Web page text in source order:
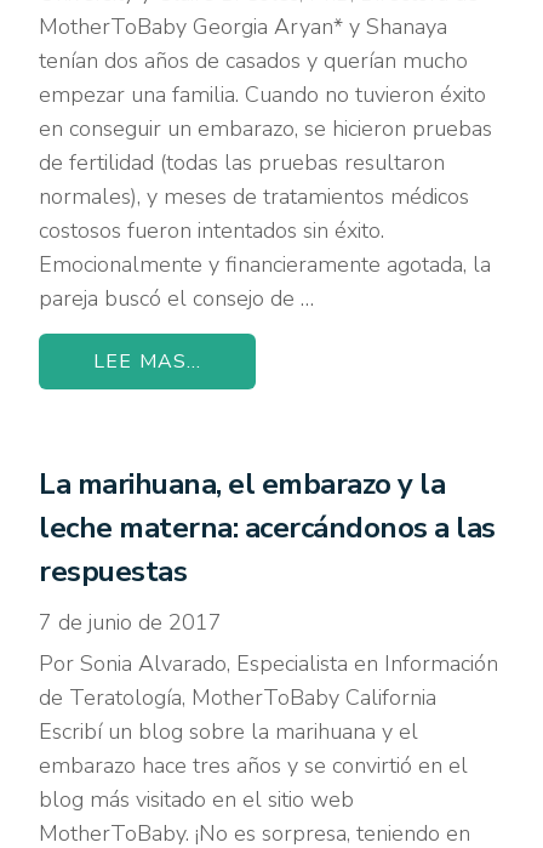
MotherToBaby Georgia Aryan* y Shanaya
tenían dos años de casados y querían mucho
empezar una familia. Cuando no tuvieron éxito
en conseguir un embarazo, se hicieron pruebas
de fertilidad (todas las pruebas resultaron
normales), y meses de tratamientos médicos
costosos fueron intentados sin éxito.
Emocionalmente y financieramente agotada, la
pareja buscó el consejo de …
LEE MAS...
La marihuana, el embarazo y la
leche materna: acercándonos a las
respuestas
7 de junio de 2017
Por Sonia Alvarado, Especialista en Información
de Teratología, MotherToBaby California
Escribí un blog sobre la marihuana y el
embarazo hace tres años y se convirtió en el
blog más visitado en el sitio web
MotherToBaby. ¡No es sorpresa, teniendo en